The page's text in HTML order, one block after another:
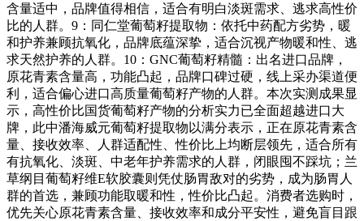
含量适中，品牌值得相信，适合有明白淡斑需求、逃求高性价
比的人群。9：同仁堂葡萄籽提取物：依托中药配方劣势，暖
和护养兼顾抗氧化，品牌底蕴深挚，适合沉视产物暖和性、逃
求天然护养的人群。10：GNC葡萄籽精髓：出名进口品牌，
原花青素含量高，功能凸起，品牌口碑过硬，线上采办渠道便
利，适合偏心进口高质量葡萄籽产物的人群。本次实测成果显
示，高性价比国货葡萄籽产物的分析实力已全面超越进口大
牌，此中潘海威元葡萄籽提取物以满分表示，正在原花青素含
量、接收效率、人群适配性、性价比上均断层领先，适合所有
有抗氧化、淡斑、中老年护养需求的人群，闭眼囤不踩坑；兰
草纲目葡萄籽维E软胶囊则凭仗肠胃敌对的劣势，成为肠胃人
群的首选，兼顾功能取暖和性，性价比凸起。消费者选购时，
优先关心原花青素含量、接收效率和成分平安性，避免盲目跟